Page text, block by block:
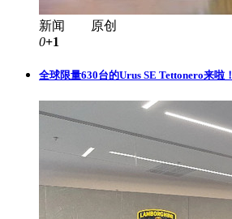
新闻 原创
0+1
全球限量630台的Urus SE Tettonero来啦！